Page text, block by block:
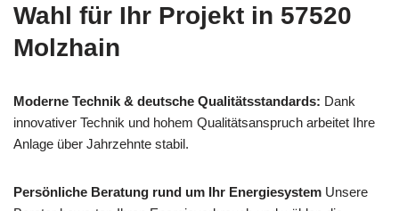
Wahl für Ihr Projekt in 57520
Molzhain
Moderne Technik & deutsche Qualitätsstandards: Dank
innovativer Technik und hohem Qualitätsanspruch arbeitet Ihre
Anlage über Jahrzehnte stabil.
Persönliche Beratung rund um Ihr Energiesystem Unsere